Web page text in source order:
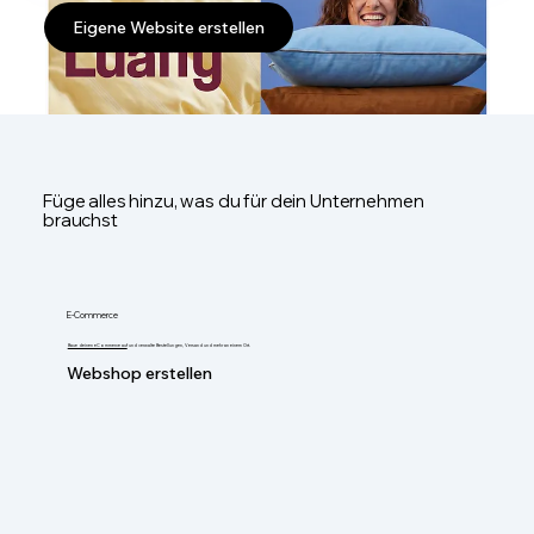
Eigene Website erstellen
Füge alles hinzu, was du für dein Unternehmen
brauchst
E-Commerce
Baue deinen eCommerce aufund verwalte Bestellungen, Versand und mehr an einem Ort.
Webshop erstellen